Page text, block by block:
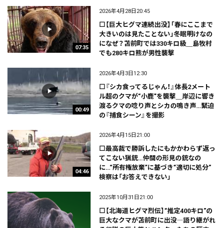
07:35
2026年4月28日20:45
⬜【巨大ヒグマ連続出没】「春にここまで
大きいのは見たことない」冬眠明けなの
になぜ？苫前町では330キロ級＿島牧村
でも280キロ熊が男性襲撃
00:49
2026年4月3日12:30
⬜『シカ食ってるじゃん！』体長2メート
ル超のクマが“小鹿"を襲撃＿岸辺に響き
渡るクマの唸り声とシカの鳴き声…緊迫
の『捕食シーン』を撮影
04:46
2026年4月15日21:00
⬜最高裁で勝訴したにもかかわらず返っ
てこない猟銃…仲間の形見の銃なの
に…“所有権放棄”に基づき“適切に処分”
検察は「お答えできない」
2025年10月31日21:00
⬜【北海道ヒグマ烈伝】“推定400キロ”の
巨大なクマが苫前町に出没―語り継がれ